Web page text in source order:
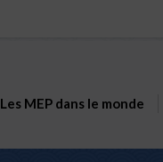
Les MEP dans le monde